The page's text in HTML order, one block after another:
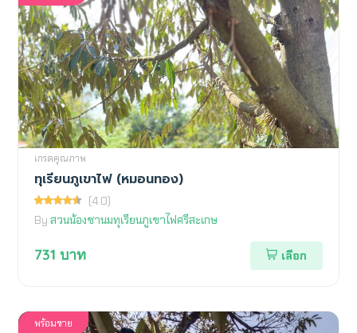
เกรดคุณภาพ
ทุเรียนภูเขาไฟ (หมอนทอง)
(4.0)
By สวนน้องชานมทุเรียนภูเขาไฟศรีสะเกษ
731 บาท เลือก
พร้อมขาย